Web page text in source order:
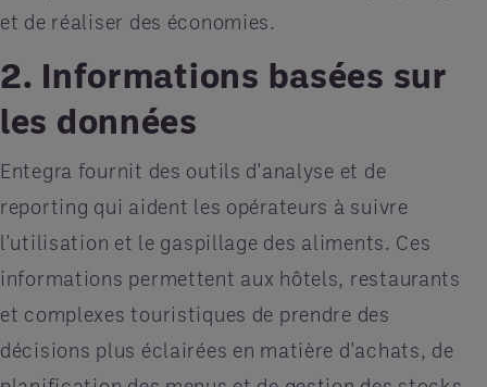
et de réaliser des économies.
2. Informations basées sur
les données
Entegra fournit des outils d'analyse et de
reporting qui aident les opérateurs à suivre
l'utilisation et le gaspillage des aliments. Ces
informations permettent aux hôtels, restaurants
et complexes touristiques de prendre des
décisions plus éclairées en matière d'achats, de